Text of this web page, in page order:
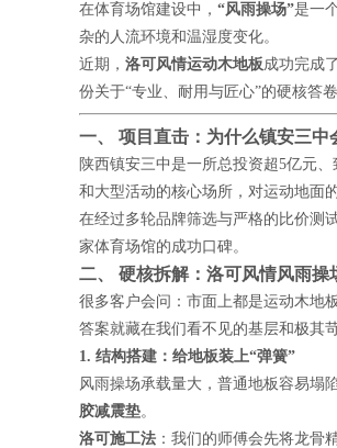
在体育场馆建设中， “风雨操场”是一
杂的人流环境和温湿度变化。
近期， 洛可风情运动木地板成功完成了
份关于“专业、耐用与匠心”的硬核答
一、 项目直击：为什么镇安三中
陕西镇安三中是一所总投资超5亿元
和大型活动的核心场所，对运动地面
在经过多轮品牌筛选与严格的比价测
家体育场馆的成功口碑。
二、 硬核拆解：洛可风情风雨操
很多客户会问： 市面上都是运动木地
答案就藏在我们看不见的基层和极其
1. 结构搭建：给地板装上“弹簧”
风雨操场承载量大，普通地板容易塌
胶减震垫。
洛可施工法 ：我们的师傅会先将龙骨